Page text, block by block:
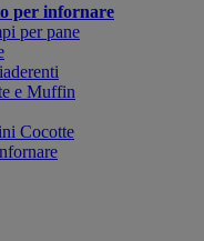
per infornare
per pane
e Muffin
Cocotte